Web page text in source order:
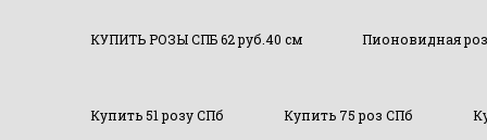
КУПИТЬ РОЗЫ СПБ 62 руб.40 см Пионовидная
Купить 51 розу СПб Купить 75 роз СПб